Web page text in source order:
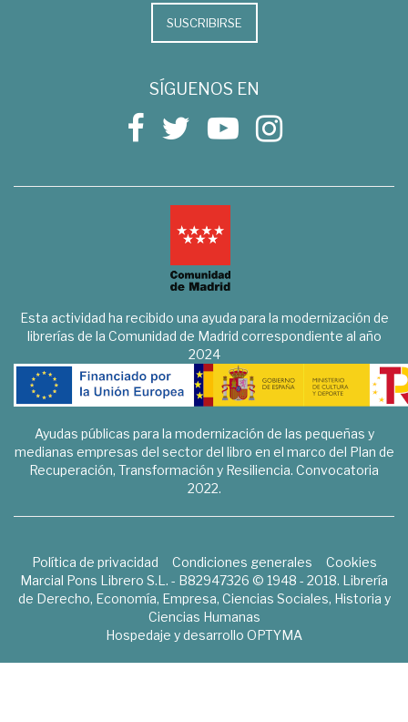
SUSCRIBIRSE
SÍGUENOS EN
Esta actividad ha recibido una ayuda para la modernización de
librerías de la Comunidad de Madrid correspondiente al año
2024
Ayudas públicas para la modernización de las pequeñas y
medianas empresas del sector del libro en el marco del Plan de
Recuperación, Transformación y Resiliencia. Convocatoria
2022.
Política de privacidad Condiciones generales
Cookies
Marcial Pons Librero S.L. - B82947326 © 1948 - 2018. Librería
de Derecho, Economía, Empresa, Ciencias Sociales, Historia y
Ciencias Humanas
Hospedaje y desarrollo OPTYMA